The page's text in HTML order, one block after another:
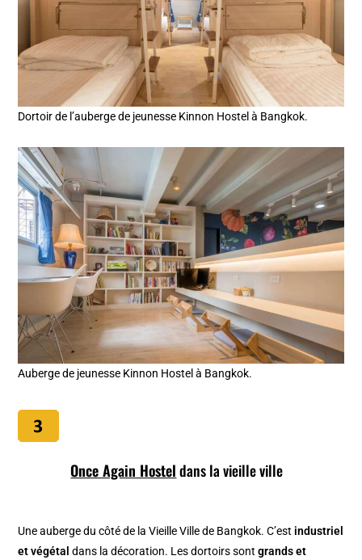
Dortoir de l’auberge de jeunesse Kinnon Hostel à Bangkok.
Auberge de jeunesse Kinnon Hostel à Bangkok.
Once Again Hosteldans la vieille ville
Une auberge du côté de la Vieille Ville de Bangkok. C’est industriel
et végétal dans la décoration. Les dortoirs sontgrands et